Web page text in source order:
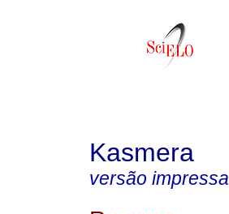
Kasmera
versão impressa